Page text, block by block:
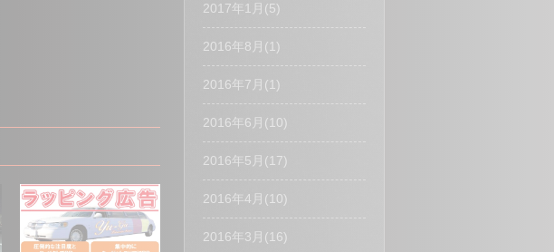
2017年1月(5)
2016年8月(1)
2016年7月(1)
2016年6月(10)
2016年5月(17)
2016年4月(10)
2016年3月(16)